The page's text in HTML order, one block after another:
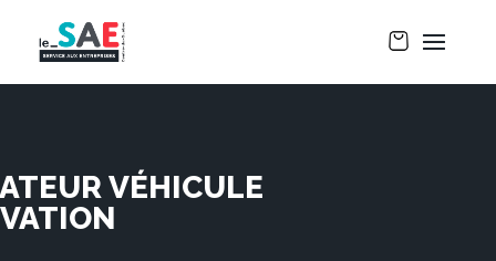
VÉHICULE